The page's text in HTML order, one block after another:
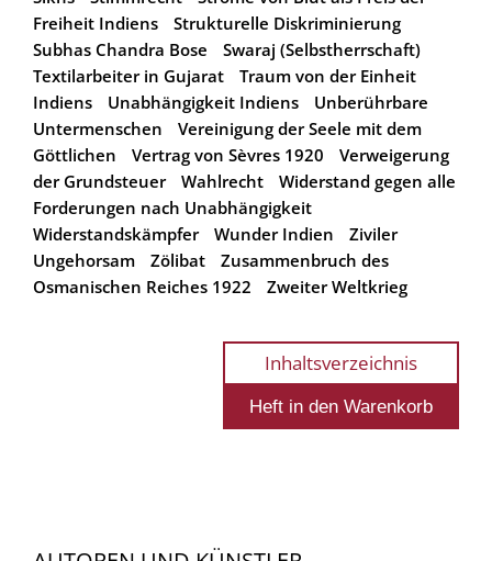
Freiheit Indiens
Strukturelle Diskriminierung
Subhas Chandra Bose
Swaraj (Selbstherrschaft)
Textilarbeiter in Gujarat
Traum von der Einheit
Indiens
Unabhängigkeit Indiens
Unberührbare
Untermenschen
Vereinigung der Seele mit dem
Göttlichen
Vertrag von Sèvres 1920
Verweigerung
der Grundsteuer
Wahlrecht
Widerstand gegen alle
Forderungen nach Unabhängigkeit
Widerstandskämpfer
Wunder Indien
Ziviler
Ungehorsam
Zölibat
Zusammenbruch des
Osmanischen Reiches 1922
Zweiter Weltkrieg
Inhaltsverzeichnis